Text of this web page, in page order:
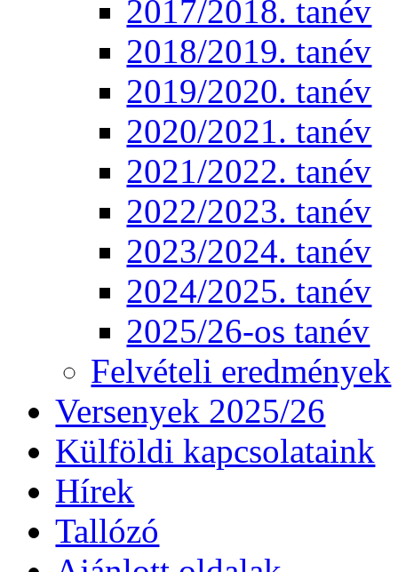
2017/2018. tanév
2018/2019. tanév
2019/2020. tanév
2020/2021. tanév
2021/2022. tanév
2022/2023. tanév
2023/2024. tanév
2024/2025. tanév
2025/26-os tanév
Felvételi eredmények
Versenyek 2025/26
Külföldi kapcsolataink
Hírek
Tallózó